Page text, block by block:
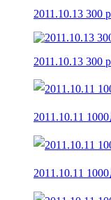
2011.10.13 300
2011.10.13 300
2011.10.11
2011.10.11